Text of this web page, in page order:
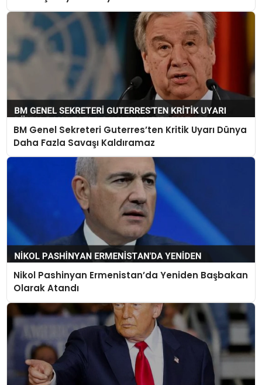
BM Genel Sekreteri Guterres’ten Kritik Uyarı Dünya
Daha Fazla Savaşı Kaldıramaz
Nikol Pashinyan Ermenistan’da Yeniden Başbakan
Olarak Atandı